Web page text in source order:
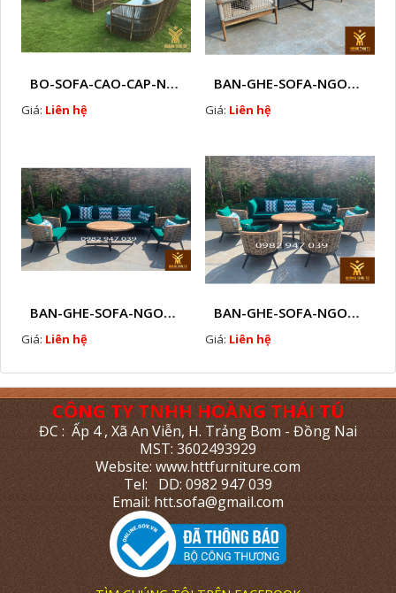
BO-SOFA-CAO-CAP-NHUA-GIA-MAY-HTT - S88
Giá: Liên hệ
BAN-GHE-SOFA-NGOAI-TROI-GIA-MAY-KN12
Giá: Liên hệ
BAN-GHE-SOFA-NGOAI-TROI-GIA-MAY-KN11
Giá: Liên hệ
BAN-GHE-SOFA-NGOAI-TROI-GIA-MAY-KN10
Giá: Liên hệ
CÔNG TY TNHH HOÀNG THÁI TÚ
ĐC : Ấp 4 , Xã An Viễn, H. Trảng Bom - Đồng Nai
MST: 3602493929
Website: www.httfurniture.com
Tel: DD: 0982 947 039
Email: htt.sofa@gmail.com